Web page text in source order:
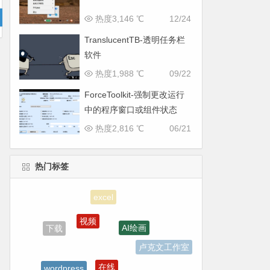
12/24
热度3,146 ℃
TranslucentTB-透明任务栏
软件
09/22
热度1,988 ℃
ForceToolkit-强制更改运行
中的程序窗口或组件状态
06/21
热度2,816 ℃
热门标签
下载
视频
AI绘画
卢克文工作室
wordpress